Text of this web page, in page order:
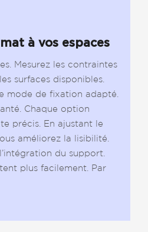
à vos espaces
Mesurez les contraintes
surfaces disponibles.
mode de fixation adapté.
Chaque option
précis. En ajustant le
améliorez la lisibilité.
du support.
plus facilement. Par